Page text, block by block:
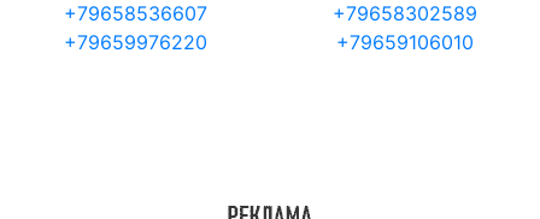
+79658536607
+79658302589
+79659976220
+79659106010